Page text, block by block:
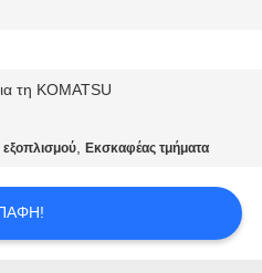
τη KOMATSU
εξοπλισμού,Εκσκαφέας τμήματα